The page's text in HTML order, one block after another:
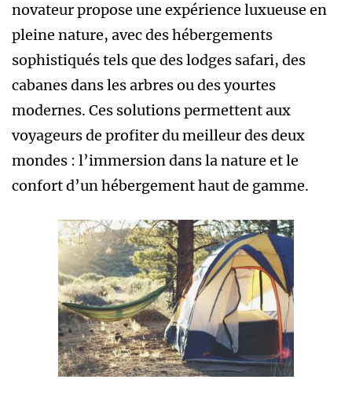
novateur propose une expérience luxueuse en
pleine nature, avec des hébergements
sophistiqués tels que des lodges safari, des
cabanes dans les arbres ou des yourtes
modernes. Ces solutions permettent aux
voyageurs de profiter du meilleur des deux
mondes : l’immersion dans la nature et le
confort d’un hébergement haut de gamme.